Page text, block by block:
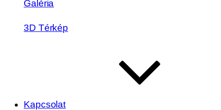
Galéria
3D Térkép
Kapcsolat